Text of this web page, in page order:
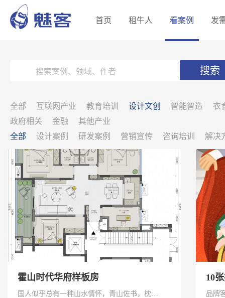
首页 租牛人 看案例 发
搜索
全部 互联网产业 教育培训 设计文创 智能智造
衣
政府相关
金融
其他产业
全部
设计案例 研发案例 营销宣传 咨询培训 解决
霍山时代华府样板房
国人似乎总有一种山水情怀，青山佐书，枕水
10
品牌